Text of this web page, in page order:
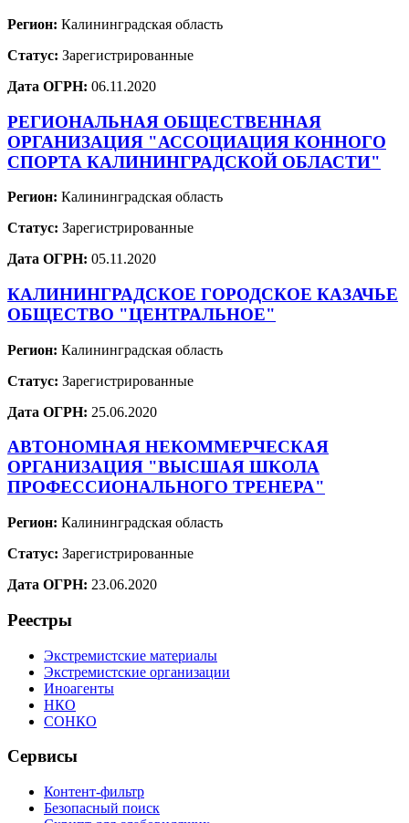
Регион: Калининградская область
Статус: Зарегистрированные
Дата ОГРН: 06.11.2020
РЕГИОНАЛЬНАЯ ОБЩЕСТВЕННАЯ
ОРГАНИЗАЦИЯ "АССОЦИАЦИЯ КОННОГО
СПОРТА КАЛИНИНГРАДСКОЙ ОБЛАСТИ"
Регион: Калининградская область
Статус: Зарегистрированные
Дата ОГРН: 05.11.2020
КАЛИНИНГРАДСКОЕ ГОРОДСКОЕ КАЗАЧЬЕ
ОБЩЕСТВО "ЦЕНТРАЛЬНОЕ"
Регион: Калининградская область
Статус: Зарегистрированные
Дата ОГРН: 25.06.2020
АВТОНОМНАЯ НЕКОММЕРЧЕСКАЯ
ОРГАНИЗАЦИЯ "ВЫСШАЯ ШКОЛА
ПРОФЕССИОНАЛЬНОГО ТРЕНЕРА"
Регион: Калининградская область
Статус: Зарегистрированные
Дата ОГРН: 23.06.2020
Реестры
Экстремистские материалы
Экстремистские организации
Иноагенты
НКО
СОНКО
Сервисы
Контент-фильтр
Безопасный поиск